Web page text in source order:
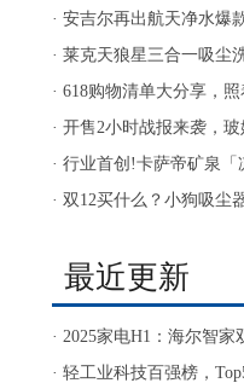
AWE大秀自研“黑科技”
· 安吉尔再出航天净水爆
目销售TOP1
· 莱克天狼星三合一吸尘
洁好帮手
· 618购物清单大分享，照
· 开售2小时战报来袭，
告捷！
· 行业首创!卡萨帝矿泉
· 双12买什么？小狗吸尘
最近更新
· 2025家电H1：海尔智
· 轻工业科技百强榜，